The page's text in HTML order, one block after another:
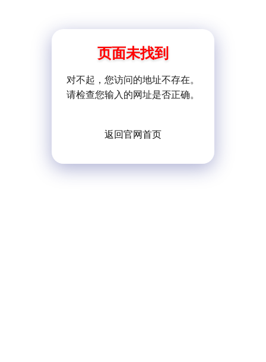
页面未找到
对不起，您访问的地址不存在。
请检查您输入的网址是否正确。
返回官网首页